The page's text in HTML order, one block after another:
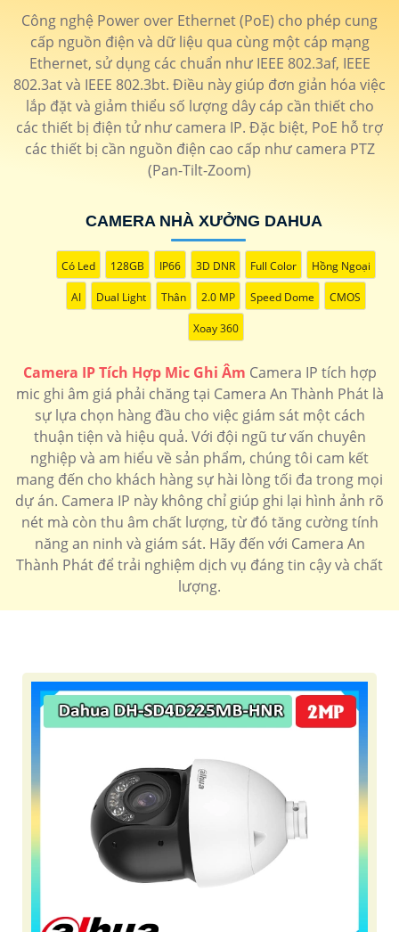
cường tính hiệu quả trong việc bảo vệ và giám sát tài
sản. Đánh thức mọi giác quan với camera thông minh
này, đồng hành đáng tin cậy để bảo vệ ngôi nhà và
doanh nghiệp của bạn."
'
Công nghệ Power over Ethernet (PoE) cho phép cung
cấp nguồn điện và dữ liệu qua cùng một cáp mạng
Ethernet, sử dụng các chuẩn như IEEE 802.3af, IEEE
802.3at và IEEE 802.3bt. Điều này giúp đơn giản hóa việc
lắp đặt và giảm thiểu số lượng dây cáp cần thiết cho
các thiết bị điện tử như camera IP. Đặc biệt, PoE hỗ trợ
các thiết bị cần nguồn điện cao cấp như camera PTZ
(Pan-Tilt-Zoom)
CAMERA NHÀ XƯỞNG DAHUA
Có Led 128GB IP66 3D DNR Full Color Hồng Ngoại
AI Dual Light Thân 2.0 MP Speed Dome CMOS
Xoay 360
Camera IP Tích Hợp Mic Ghi Âm Camera IP tích hợp
mic ghi âm giá phải chăng tại Camera An Thành Phát là
sự lựa chọn hàng đầu cho việc giám sát một cách
thuận tiện và hiệu quả. Với đội ngũ tư vấn chuyên
nghiệp và am hiểu về sản phẩm, chúng tôi cam kết
mang đến cho khách hàng sự hài lòng tối đa trong mọi
dự án. Camera IP này không chỉ giúp ghi lại hình ảnh rõ
nét mà còn thu âm chất lượng, từ đó tăng cường tính
năng an ninh và giám sát. Hãy đến với Camera An
Thành Phát để trải nghiệm dịch vụ đáng tin cậy và chất
lượng.